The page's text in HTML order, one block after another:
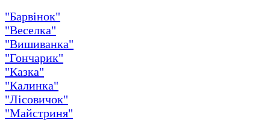
"Барвінок"
"Веселка"
"Вишиванка"
"Гончарик"
"Казка"
"Калинка"
"Лісовичок"
"Майстриня"